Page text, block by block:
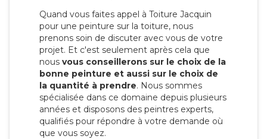
Quand vous faites appel à Toiture Jacquin
pour une peinture sur la toiture, nous
prenons soin de discuter avec vous de votre
projet. Et c'est seulement après cela que
nous vous conseillerons sur le choix de la
bonne peinture et aussi sur le choix de
la quantité à prendre. Nous sommes
spécialisée dans ce domaine depuis plusieurs
années et disposons des peintres experts,
qualifiés pour répondre à votre demande où
que vous soyez.